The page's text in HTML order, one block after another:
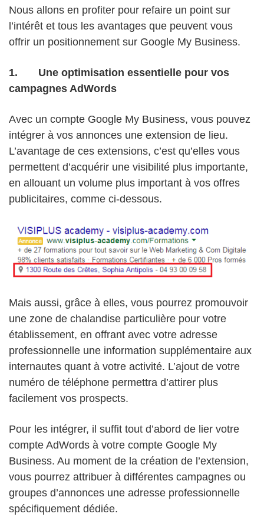
Nous allons en profiter pour refaire un point sur
l’intérêt et tous les avantages que peuvent vous
offrir un positionnement sur Google My Business.
1. Une optimisation essentielle pour vos
campagnes AdWords
Avec un compte Google My Business, vous pouvez
intégrer à vos annonces une extension de lieu.
L’avantage de ces extensions, c’est qu’elles vous
permettent d’acquérir une visibilité plus importante,
en allouant un volume plus important à vos offres
publicitaires, comme ci-dessous.
Mais aussi, grâce à elles, vous pourrez promouvoir
une zone de chalandise particulière pour votre
établissement, en offrant avec votre adresse
professionnelle une information supplémentaire aux
internautes quant à votre activité. L’ajout de votre
numéro de téléphone permettra d’attirer plus
facilement vos prospects.
Pour les intégrer, il suffit tout d’abord de lier votre
compte AdWords à votre compte Google My
Business. Au moment de la création de l’extension,
vous pourrez attribuer à différentes campagnes ou
groupes d’annonces une adresse professionnelle
spécifiquement dédiée.